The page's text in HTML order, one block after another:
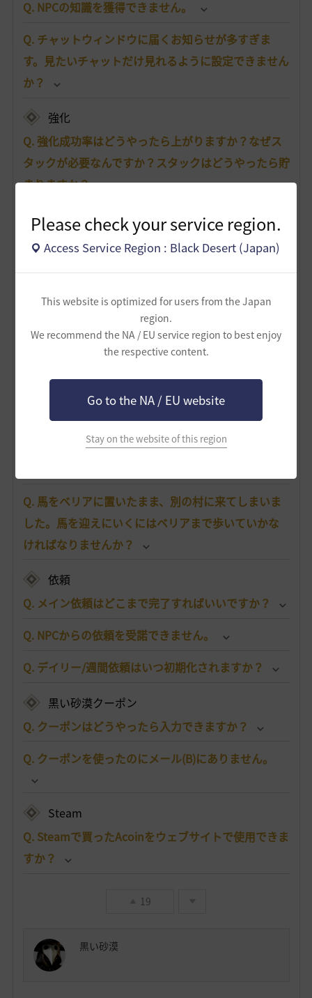
Please check your service region.
Access Service Region : Black Desert (Japan)
This website is optimized for users from the Japan
region.
We recommend the NA / EU service region to best enjoy
the respective content.
Go to the NA / EU website
Stay on the website of this region
Q. NPCの知識を獲得できません。
Q. チャットウィンドウに届くお知らせが多すぎま
す。見たいチャットだけ見れるように設定できません
か？
強化
Q. 強化成功率はどうやったら上がりますか？なぜス
タックが必要なんですか？スタックはどうやったら貯
まりますか？
Q. 「始まりのブラックストーン」が余ってしまいま
した。何か使い道はありませんか？もしくは売るこ
てしまいました。耐久度は、どこで修理/復旧できま
すか？また、装備ごとに必要な材料があれば知りた
Q. 馬はどこで手に入りますか？
Q. 馬が死んでしまいました。どうすればいいです
Q. 馬をベリアに置いたまま、別の村に来てしまいま
した。馬を迎えにいくにはベリアまで歩いていかな
ければなりませんか？
依頼
Q. メイン依頼はどこまで完了すればいいですか？
Q. NPCからの依頼を受諾できません。
Q. デイリー/週間依頼はいつ初期化されますか？
黒い砂漠クーポン
Q. クーポンはどうやったら入力できますか？
Q. クーポンを使ったのにメール(B)にありません。
Steam
Q. Steamで買ったAcoinをウェブサイトで使用できま
すか？
19
黒い砂漠